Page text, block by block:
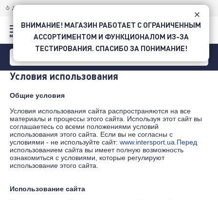
ДОСТАВКА ПО УКРАИНЕ
Условия использования
Общие условия
Условия использования сайта распространяются на все
материалы и процессы этого сайта. Используя этот сайт вы
соглашаетесь со всеми положениями условий
использования этого сайта. Если вы не согласны с
условиями - не используйте сайт: www.intersport.ua.Перед
использованием сайта вы имеет полную возможность
ознакомиться с условиями, которые регулируют
использование этого сайта.
Использование сайта
ВНИМАНИЕ! МАГАЗИН РАБОТАЕТ С ОГРАНИЧЕННЫМ
АССОРТИМЕНТОМ И ФУНКЦИОНАЛОМ ИЗ-ЗА
ТЕСТИРОВАНИЯ. СПАСИБО ЗА ПОНИМАНИЕ!